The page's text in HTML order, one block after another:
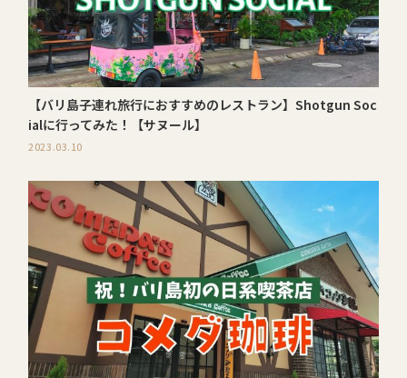
【バリ島子連れ旅行におすすめのレストラン】Shotgun Soc
ialに行ってみた！【サヌール】
2023.03.10